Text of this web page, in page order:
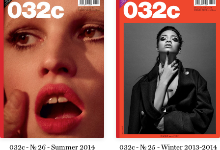
032c - № 26 - Summer 2014 032c - № 25 - Winter 2013-2014